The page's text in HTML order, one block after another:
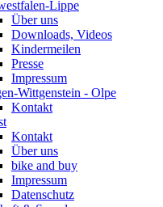
Lippe
Über uns
Downloads, Videos
Kindermeilen
Presse
Impressum
Wittgenstein - Olpe
Kontakt
Kontakt
Über uns
bike and buy
Impressum
Datenschutz